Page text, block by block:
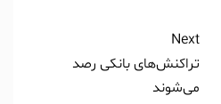
Next
تراکنش‌های بانکی رصد
می‌شوند